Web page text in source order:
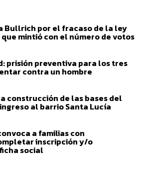
Bullrich por el fracaso de la ley
mintió con el número de votos
prisión preventiva para los tres
contra un hombre
construcción de las bases del
al barrio Santa Lucía
a familias con
inscripción y/o
social